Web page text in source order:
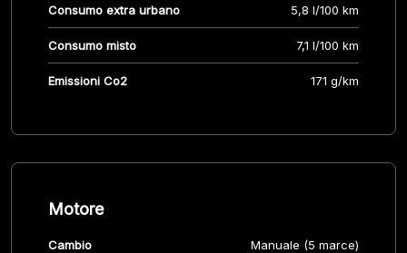
Consumo extra urbano 5,8 l/100 km
Consumo misto 7,1 l/100 km
Emissioni Co2 171 g/km
Motore
Cambio Manuale (5 marce)